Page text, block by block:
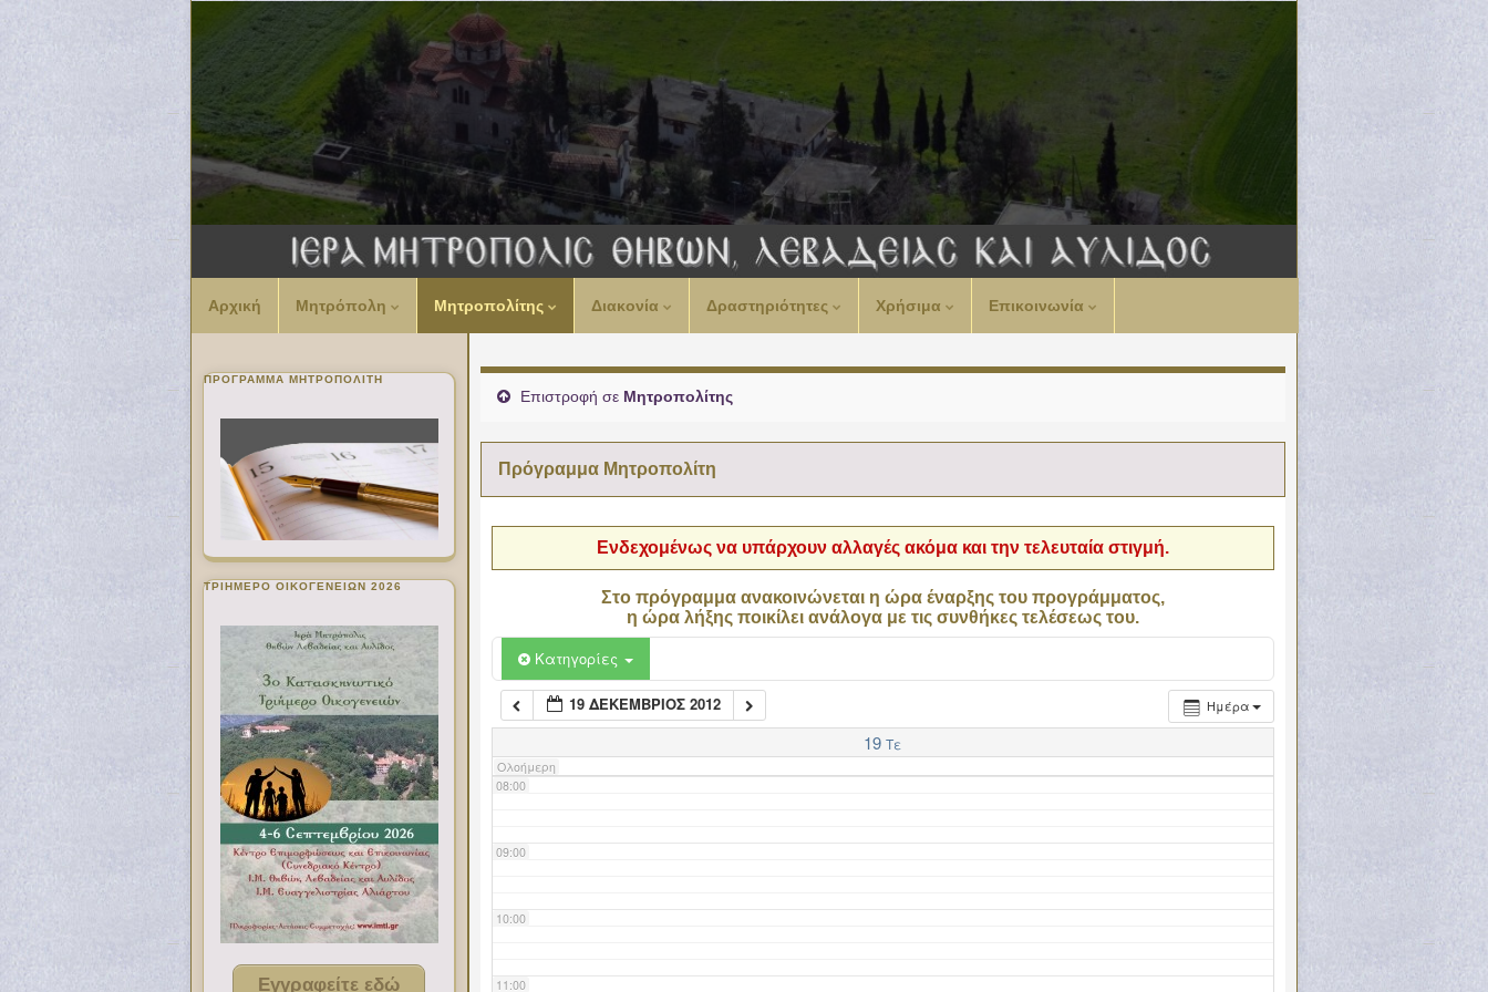
Αρχική Μητρόπολη Μητροπολίτης Διακονία Δραστηριότητες Χρήσιμα Επικοινωνία
Επιστροφή σε Μητροπολίτης
Πρόγραμμα Μητροπολίτη
Ενδεχομένως να υπάρχουν αλλαγές ακόμα και την τελευταία στιγμή.
Στο πρόγραμμα ανακοινώνεται η ώρα έναρξης του προγράμματος,
η ώρα λήξης ποικίλει ανάλογα με τις συνθήκες τελέσεως του.
Κατηγορίες
Ημέρα
19 ΔΕΚΈΜΒΡΙΟΣ 2012
19 Τε
Ολοήμερη
00:00
02:00
06:00
07:00
08:00
09:00
10:00
11:00
ΠΡΌΓΡΑΜΜΑ ΜΗΤΡΟΠΟΛΊΤΗ
ΤΡΙΗΜΕΡΟ ΟΙΚΟΓΕΝΕΙΩΝ 2026
Εγγραφείτε εδώ